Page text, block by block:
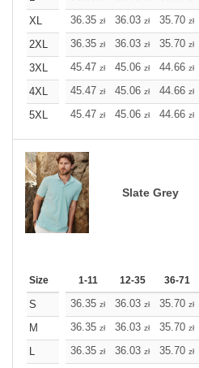
XL
36.35 zł 36.03 zł 35.70 zł
2XL
36.35 zł 36.03 zł 35.70 zł
3XL
45.47 zł 45.06 zł 44.66 zł
4XL
45.47 zł 45.06 zł 44.66 zł
5XL
45.47 zł 45.06 zł 44.66 zł
Slate Grey
Size 1-11 12-35 36-71
S 36.35 zł 36.03 zł 35.70 zł
M
36.35 zł 36.03 zł 35.70 zł
L
36.35 zł 36.03 zł 35.70 zł